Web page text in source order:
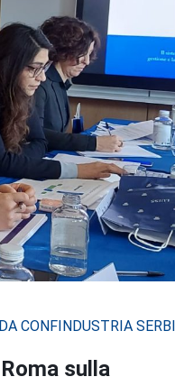
CONFINDUSTRIA
sulla